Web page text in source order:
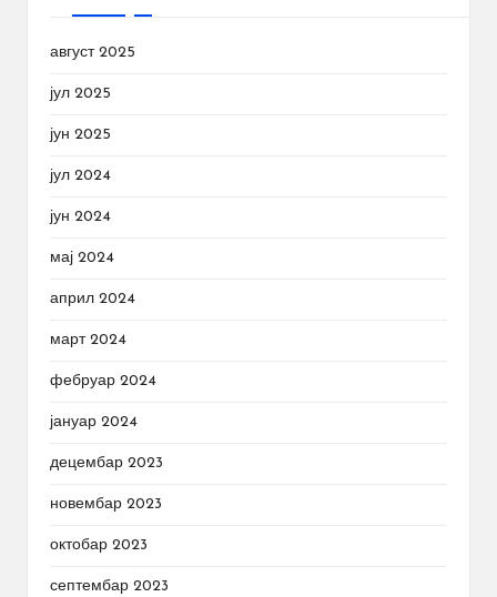
август 2025
јул 2025
јун 2025
јул 2024
јун 2024
мај 2024
април 2024
март 2024
фебруар 2024
јануар 2024
децембар 2023
новембар 2023
октобар 2023
септембар 2023